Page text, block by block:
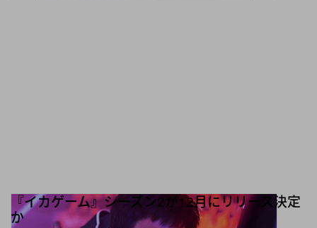
『イカゲーム』シーズン2が12月にリリース決定
か